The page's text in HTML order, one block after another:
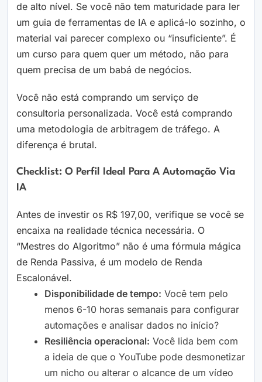
de alto nível. Se você não tem maturidade para ler
um guia de ferramentas de IA e aplicá-lo sozinho, o
material vai parecer complexo ou “insuficiente”. É
um curso para quem quer um método, não para
quem precisa de um babá de negócios.
Você não está comprando um serviço de
consultoria personalizada. Você está comprando
uma metodologia de arbitragem de tráfego. A
diferença é brutal.
Checklist: O Perfil Ideal Para A Automação Via
IA
Antes de investir os R$ 197,00, verifique se você se
encaixa na realidade técnica necessária. O
“Mestres do Algoritmo” não é uma fórmula mágica
de Renda Passiva, é um modelo de Renda
Escalonável.
Disponibilidade de tempo: Você tem pelo
menos 6-10 horas semanais para configurar
automações e analisar dados no início?
Resiliência operacional: Você lida bem com
a ideia de que o YouTube pode desmonetizar
um nicho ou alterar o alcance de um vídeo